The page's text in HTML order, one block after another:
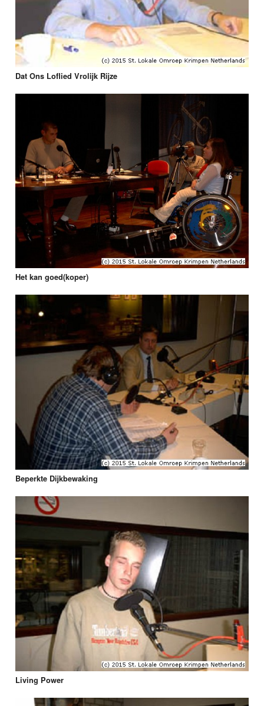
Dat Ons Loflied Vrolijk Rijze
Het kan goed(koper)
Beperkte Dijkbewaking
Living Power